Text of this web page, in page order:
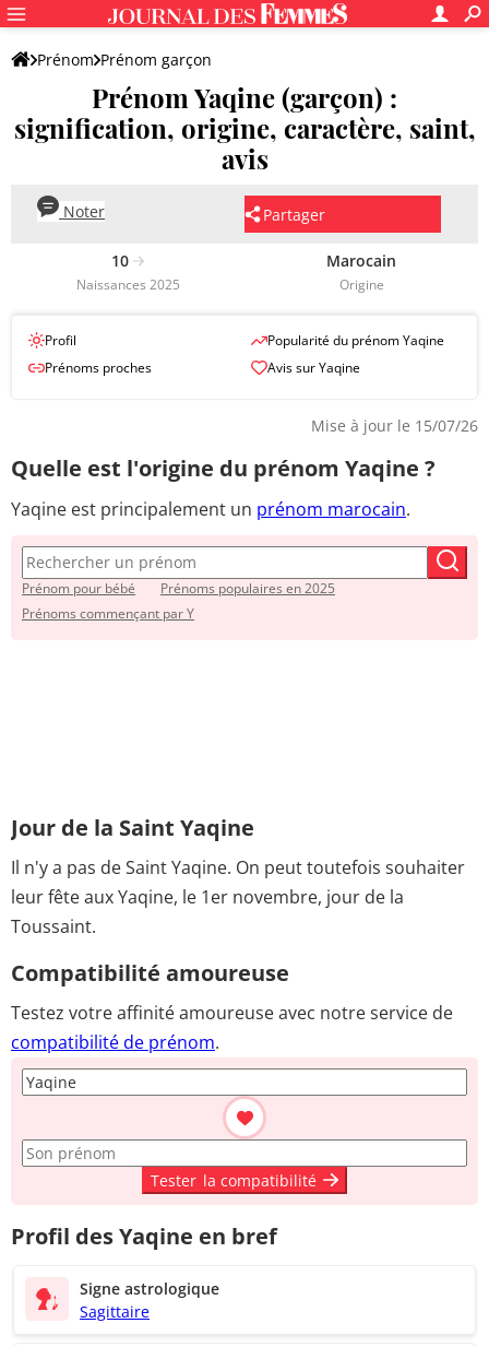
Prénom Prénom garçon
Prénom Yaqine (garçon) :
signification, origine, caractère, saint,
avis
Partager
Noter
10
Naissances 2025
Marocain
Origine
Profil
Prénoms proches
Popularité du prénom Yaqine
Avis sur Yaqine
Mise à jour le 15/07/26
Quelle est l'origine du prénom Yaqine ?
Yaqine est principalement un prénom marocain.
Prénom pour bébé
Prénoms populaires en 2025
Prénoms commençant par Y
Jour de la Saint Yaqine
Il n'y a pas de Saint Yaqine. On peut toutefois souhaiter
leur fête aux Yaqine, le 1er novembre, jour de la
Toussaint.
Compatibilité amoureuse
Testez votre affinité amoureuse avec notre service de
compatibilité de prénom.
Tester la compatibilité
Profil des Yaqine en bref
Signe astrologique
Sagittaire